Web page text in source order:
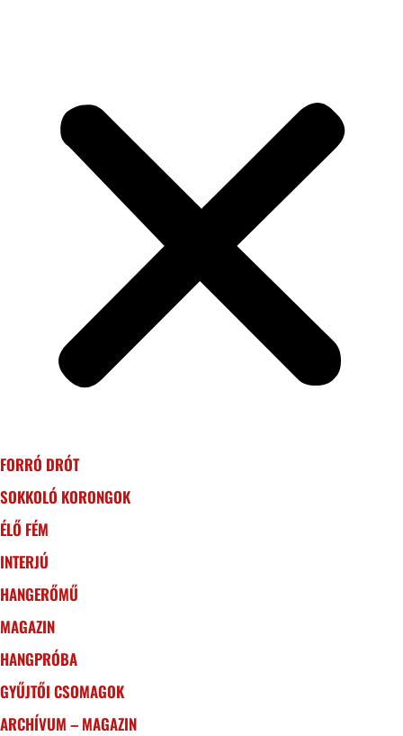
FORRÓ DRÓT
SOKKOLÓ KORONGOK
ÉLŐ FÉM
INTERJÚ
HANGERŐMŰ
MAGAZIN
HANGPRÓBA
GYŰJTŐI CSOMAGOK
ARCHÍVUM – MAGAZIN